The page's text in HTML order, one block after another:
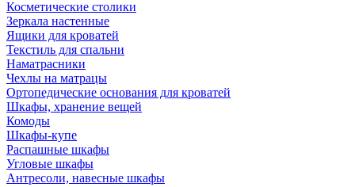
Косметические столики
Зеркала настенные
Ящики для кроватей
Текстиль для спальни
Наматрасники
Чехлы на матрацы
Ортопедические основания для кроватей
Шкафы, хранение вещей
Комоды
Шкафы-купе
Распашные шкафы
Угловые шкафы
Антресоли, навесные шкафы